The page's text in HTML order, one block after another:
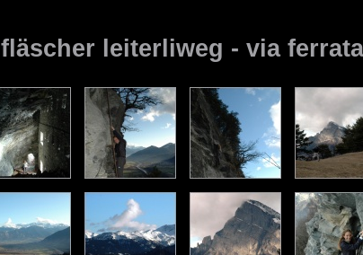
fläscher leiterliweg - via ferrata